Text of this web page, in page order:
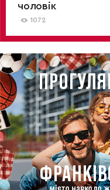
чоловік
1072